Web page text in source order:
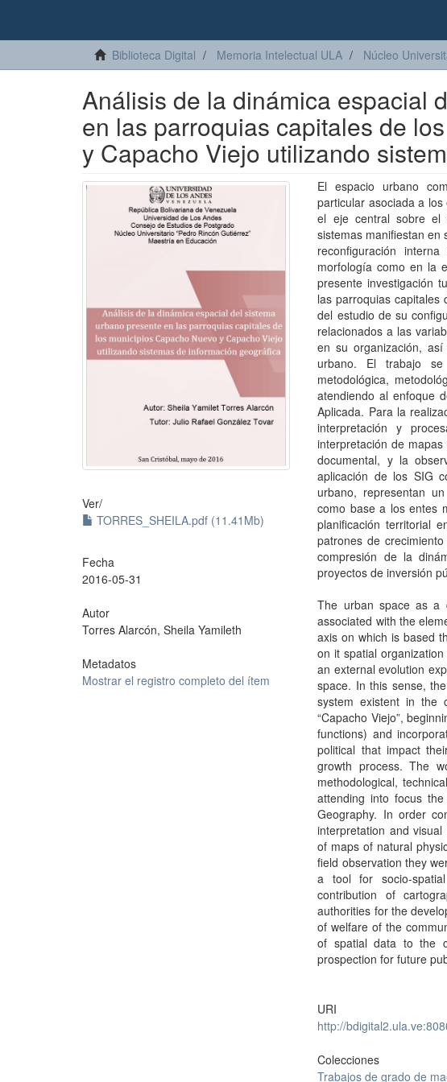
Biblioteca Digital Memoria Intelectual ULA Núcleo
Análisis de la dinámica espacial
en las parroquias capitales de
y Capacho Viejo utilizando
Ver/
TORRES_SHEILA.pdf (11.41Mb)
Fecha
2016-05-31
Autor
Torres Alarcón, Sheila Yamileth
Metadatos
Mostrar el registro completo del ítem
El espacio urbano
particular asociada a
el eje central sobre el
sistemas manifiestan en
reconfiguración
morfología como en la
presente investigación
las parroquias capitales
del estudio de su
relacionados a las
en su organización,
urbano. El trabajo
metodológica,
atendiendo al enfoque
Aplicada. Para la
interpretación y
interpretación de
documental, y la
aplicación de los SIG
urbano, representan
como base a los entes
planificación territorial
patrones de
compresión de la
proyectos de inversión
The urban space as a
associated with the
axis on which is based
on it spatial
an external evolution
space. In this sense,
system existent in the
“Capacho Viejo”,
functions) and
political that impact
growth process. The
methodological,
attending into focus
Geography. In order
interpretation and
of maps of natural
field observation they
a tool for socio-
contribution of
authorities for the
of welfare of the
of spatial data to the
prospection for future
URI
http://
Colecciones
Trabajos de grado de